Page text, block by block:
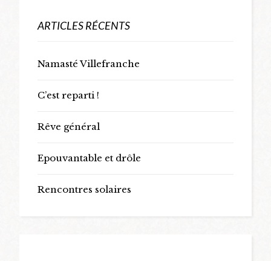
ARTICLES RÉCENTS
Namasté Villefranche
C’est reparti !
Rêve général
Epouvantable et drôle
Rencontres solaires